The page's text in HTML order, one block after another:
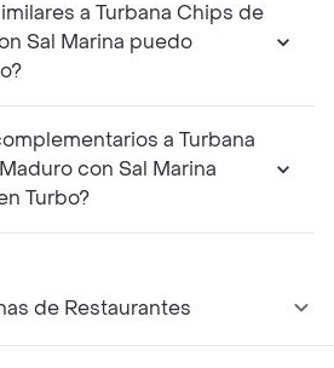
a Turbana Chips de
Sal Marina puedo
a Turbana
con Sal Marina
Turbo?
de Restaurantes